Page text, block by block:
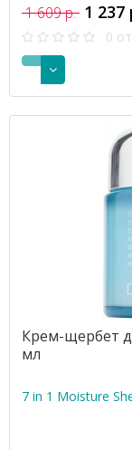
1 609 р. 1 237
0
Крем-щербет
мл
7 in 1 Moisture